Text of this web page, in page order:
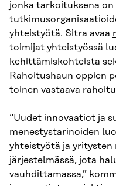
jonka tarkoituksena
yhteistyötä. Sitra avaa
toimijat yhteistyössä
kehittämiskohteista
Rahoitushaun oppien
toinen vastaava
“Uudet innovaatiot ja
menestystarinoiden
yhteistyötä ja yritysten
järjestelmässä, jota
vauhdittamassa,”